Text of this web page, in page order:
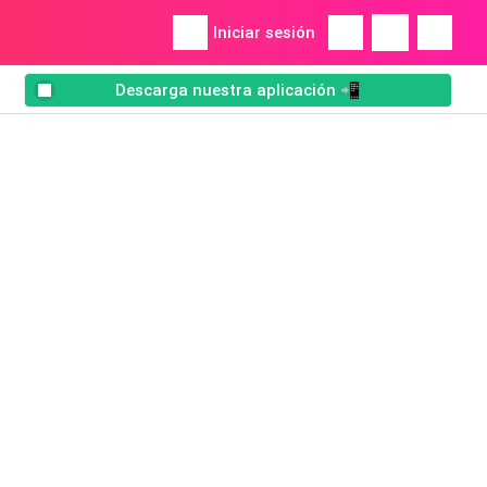
Iniciar sesión
Descarga nuestra aplicación 📲